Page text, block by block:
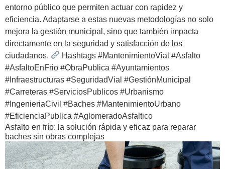
entorno público que permiten actuar con rapidez y
eficiencia. Adaptarse a estas nuevas metodologías no solo
mejora la gestión municipal, sino que también impacta
directamente en la seguridad y satisfacción de los
ciudadanos.
Hashtags #MantenimientoVial #Asfalto
#AsfaltoEnFrio #ObraPublica #Ayuntamientos
#Infraestructuras #SeguridadVial #GestiónMunicipal
#Carreteras #ServiciosPublicos #Urbanismo
#IngenieriaCivil #Baches #MantenimientoUrbano
#EficienciaPublica #AglomeradoAsfaltico
Asfalto en frío: la solución rápida y eficaz para reparar
baches sin obras complejas